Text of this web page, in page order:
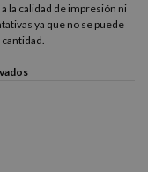
la calidad de impresión ni
ya que no se puede